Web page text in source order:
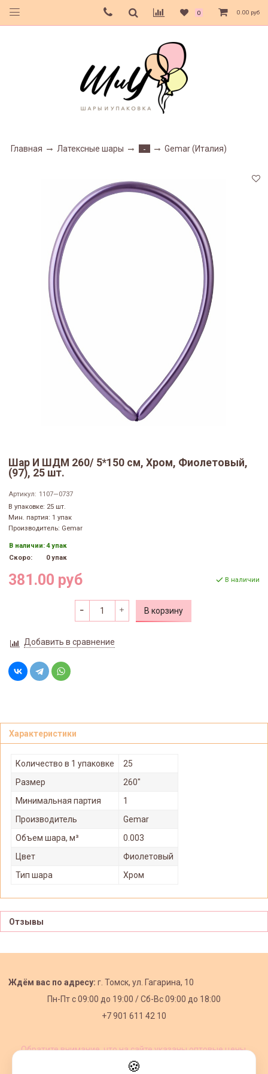
0 0.00 руб
Главная Латексные шары - Gemar (Италия)
Шар И ШДМ 260/ 5*150 см, Хром, Фиолетовый,
(97), 25 шт.
Артикул: 1107—0737
В упаковке: 25 шт.
Мин. партия: 1 упак
Производитель: Gemar
В наличии:4 упак
Скоро:
0 упак
381.00 руб В наличии
В корзину
Добавить в сравнение
Характеристики
Количество в 1 упаковке
25
Размер
260"
Минимальная партия
1
Производитель
Gemar
Объем шара, м³
0.003
Цвет
Фиолетовый
Тип шара
Хром
Отзывы
Ждём вас по адресу: г. Томск, ул. Гагарина, 10
Пн-Пт с09:00 до 19:00 /Сб-Вс 09:00 до 18:00
+7 901 611 42 10
Обратите внимание, что на сайте указаны оптовые цены,
🍪